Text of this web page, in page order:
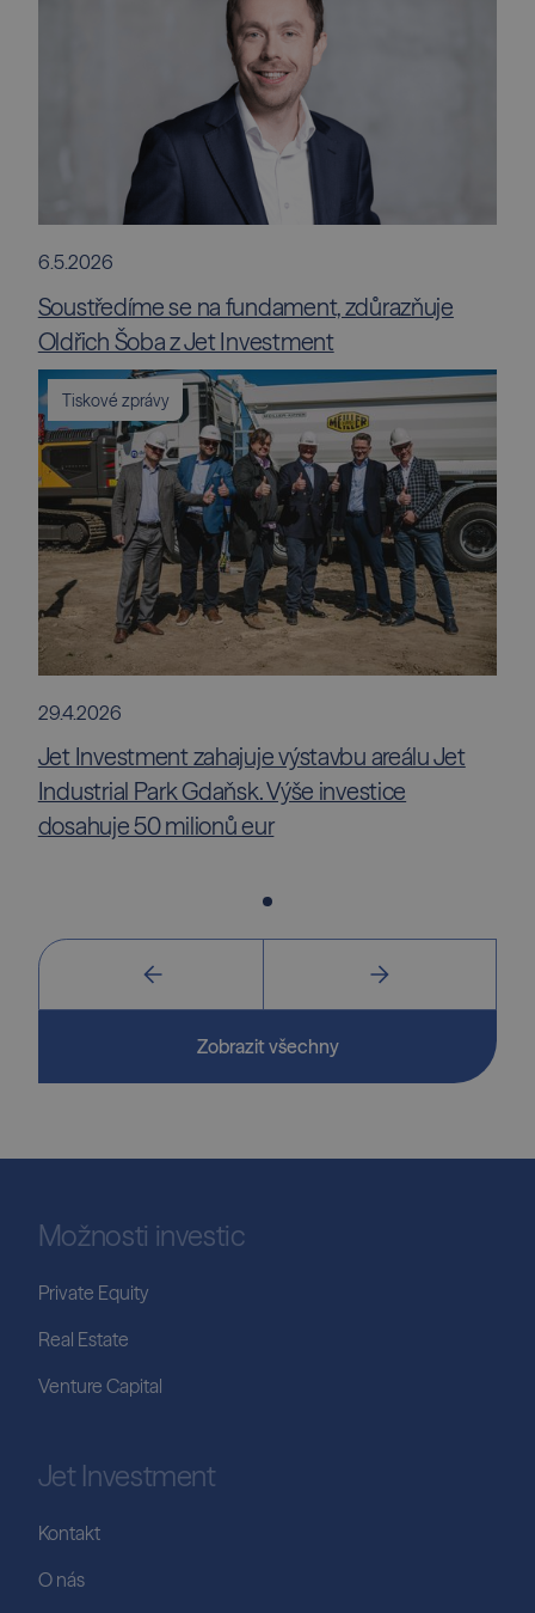
6.5.2026
Soustředíme se na fundament, zdůrazňuje
Oldřich Šoba z Jet Investment
Tiskové zprávy
29.4.2026
Jet Investment zahajuje výstavbu areálu Jet
Industrial Park Gdaňsk. Výše investice
dosahuje 50 milionů eur
Zobrazit všechny
Možnosti investic
Private Equity
Real Estate
Venture Capital
Jet Investment
Kontakt
O nás